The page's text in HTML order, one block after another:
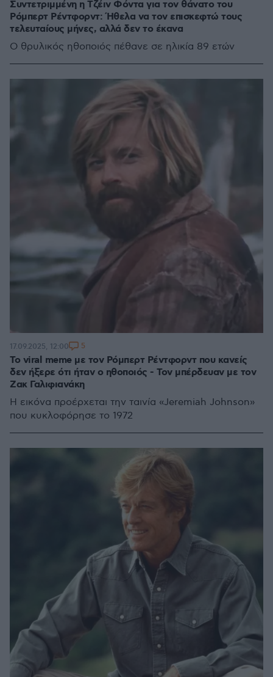
Συντετριμμένη η Τζέιν Φόντα για τον θάνατο του
Ρόμπερτ Ρέντφορντ: Ήθελα να τον επισκεφτώ τους
τελευταίους μήνες, αλλά δεν το έκανα
Ο θρυλικός ηθοποιός πέθανε σε ηλικία 89 ετών
Το viral meme με τον Ρόμπερτ Ρέντφορντ που κανείς
δεν ήξερε ότι ήταν ο ηθοποιός - Τον μπέρδευαν με τον
Ζακ Γαλιφιανάκη
Η εικόνα προέρχεται την ταινία «Jeremiah Johnson»
που κυκλοφόρησε το 1972
17.09.2025, 12:00 5